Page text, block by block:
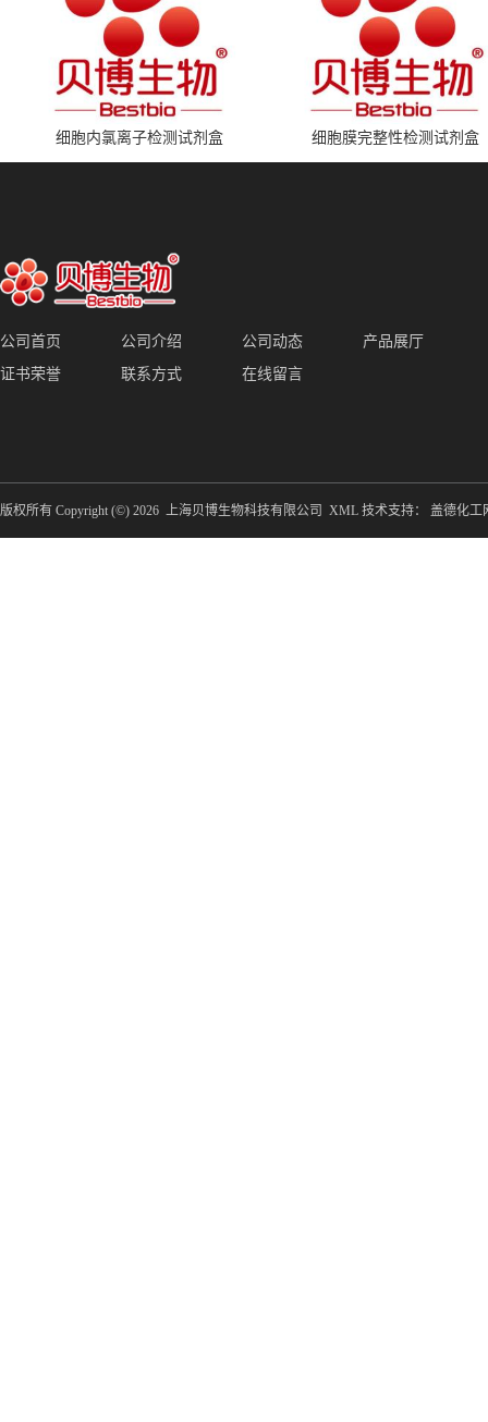
细胞内氯离子检测试剂盒 细胞膜完整性检测试剂盒
公司首页 公司介绍 公司动态
产品展厅
证书荣誉
联系方式 在线留言
版权所有 Copyright (©) 2026 上海贝博生物科技有限公司 XML 技术支持： 盖德化工